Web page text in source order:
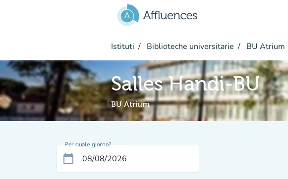
Istituti Biblioteche universitarie BU Atrium
Salles Handi-BU
BU Atrium
Per quale giorno?
calendar_today